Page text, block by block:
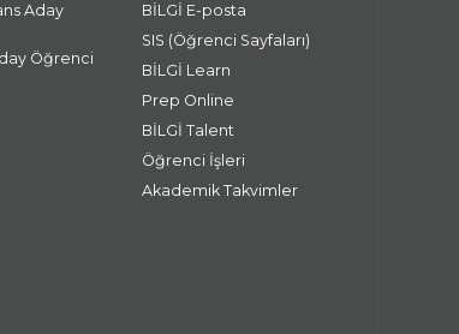
Aday
Öğrenci
BİLGİ E-posta
SIS (Öğrenci Sayfaları)
BİLGİ Learn
Prep Online
BİLGİ Talent
Öğrenci İşleri
Akademik Takvimler